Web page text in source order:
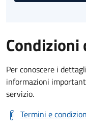
Condizioni
Per conoscere i
informazioni
servizio.
Termini e